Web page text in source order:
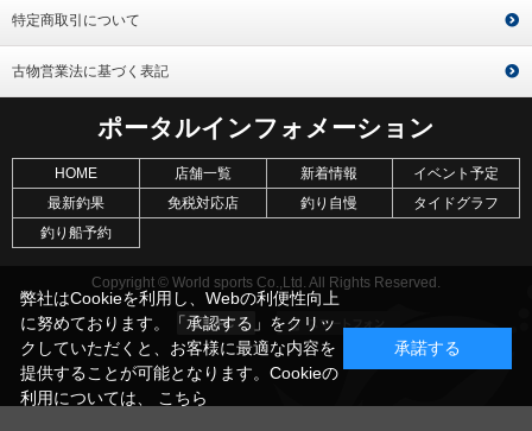
特定商取引について
古物営業法に基づく表記
ポータルインフォメーション
HOME 店舗一覧 新着情報
イベント予定
最新釣果
免税対応店 釣り自慢
タイドグラフ
釣り船予約
Copyright © World sports Co.,Ltd. All Rights Reserved.
弊社はCookieを利用し、Webの利便性向上
に努めております。「承認する」をクリッ
クしていただくと、お客様に最適な内容を
提供することが可能となります。Cookieの
利用については、 こちら
承諾する